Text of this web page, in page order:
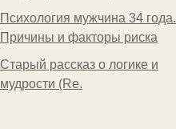
Психология мужчина 34 года.
Причины и факторы риска
Старый рассказ о логике и
мудрости (Re.